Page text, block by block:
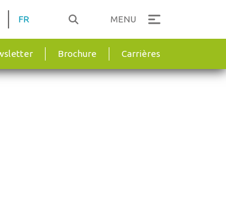
FR MENU
Brochure Carrières